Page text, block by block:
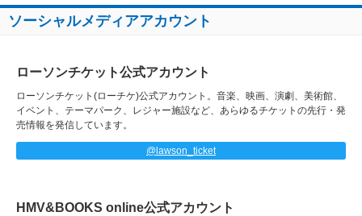
ソーシャルメディアアカウント
ローソンチケット公式アカウント
ローソンチケット(ローチケ)公式アカウント。音楽、映画、演劇、美術館、
イベント、テーマパーク、レジャー施設など、あらゆるチケットの先行・発
売情報を発信しています。
@lawson_ticket
HMV&BOOKS online公式アカウント